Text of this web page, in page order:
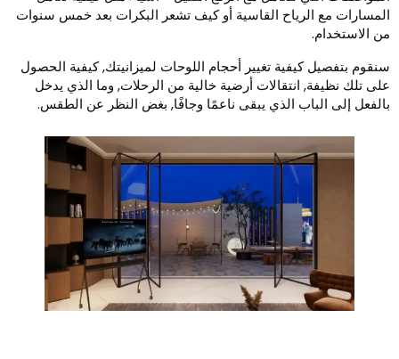
مع الرياح القاسية أو كيف تشعر البكرات بعد خمس سنوات
الاستخدام.
بتفصيل كيفية تغيير أحجام اللوحات لميزانيتك, كيفية الحصول
تلك نظيفة, انتقالات أرضية خالية من الرحلات, وما الذي يدخل
إلى الباب الذي يبقى ناعمًا وجافًا, بغض النظر عن الطقس.